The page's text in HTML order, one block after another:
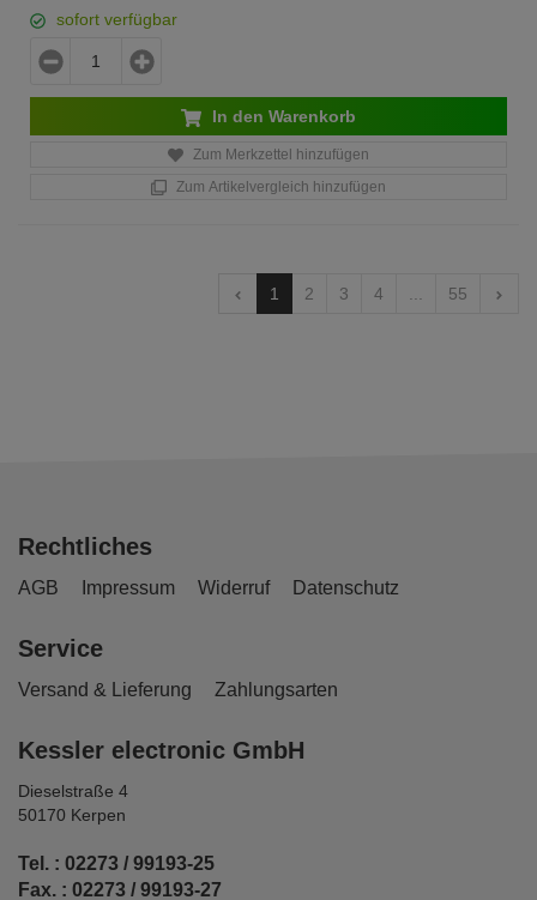
sofort verfügbar
In den Warenkorb
Zum Merkzettel hinzufügen
Zum Artikelvergleich hinzufügen
1 2 3 4 55
Rechtliches
AGB Impressum Widerruf Datenschutz
Service
Versand & Lieferung Zahlungsarten
Kessler electronic GmbH
Dieselstraße 4
50170 Kerpen
Tel. : 02273 / 99193-25
Fax. : 02273 / 99193-27